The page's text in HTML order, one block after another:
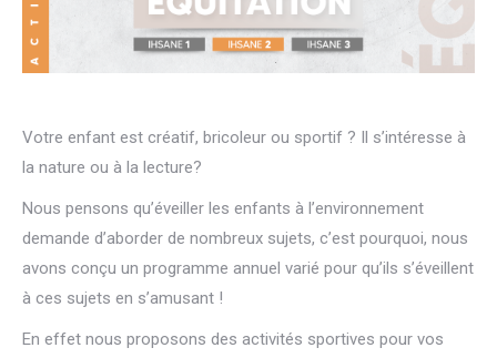
Votre enfant est créatif, bricoleur ou sportif ? Il s’intéresse à
la nature ou à la lecture?
Nous pensons qu’éveiller les enfants à l’environnement
demande d’aborder de nombreux sujets, c’est pourquoi, nous
avons conçu un programme annuel varié pour qu’ils s’éveillent
à ces sujets en s’amusant !
En effet nous proposons des activités sportives pour vos